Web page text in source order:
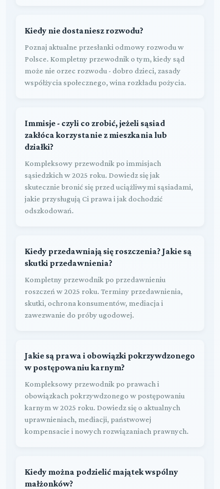
Kiedy nie dostaniesz rozwodu?
Poznaj aktualne przesłanki odmowy rozwodu w
Polsce. Kompletny przewodnik o tym, kiedy sąd
może nie orzec rozwodu - dobro dzieci, zasady
współżycia społecznego, wina rozkładu pożycia.
Immisje - czyli co zrobić, jeżeli sąsiad
zakłóca korzystanie z mieszkania lub
działki?
Kompleksowy przewodnik po immisjach
sąsiedzkich w 2025 roku. Dowiedz się jak
skutecznie bronić się przed uciążliwymi sąsiadami,
jakie przysługują Ci prawa i jak dochodzić
odszkodowań.
Kiedy przedawniają się roszczenia? Jakie są
skutki przedawnienia?
Kompletny przewodnik po przedawnieniu
roszczeń w 2025 roku. Terminy przedawnienia,
skutki, ochrona konsumentów, mediacja i
zawezwanie do próby ugodowej.
Jakie są prawa i obowiązki pokrzywdzonego
w postępowaniu karnym?
Kompleksowy przewodnik po prawach i
obowiązkach pokrzywdzonego w postępowaniu
karnym w 2025 roku. Dowiedz się o aktualnych
uprawnieniach, mediacji, państwowej
kompensacie i nowych rozwiązaniach prawnych.
Kiedy można podzielić majątek wspólny
małżonków?